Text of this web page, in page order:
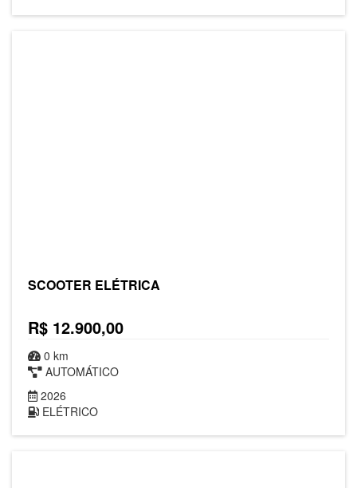
SCOOTER ELÉTRICA
R$ 12.900,00
0 km
AUTOMÁTICO
2026
ELÉTRICO